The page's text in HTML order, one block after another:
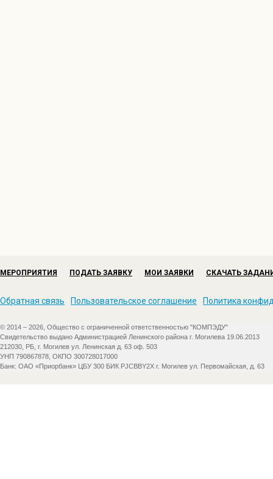
МЕРОПРИЯТИЯ ПОДАТЬ ЗАЯВКУ МОИ ЗАЯВКИ СКАЧАТЬ
Обратная связь Пользовательское соглашение Политика
© 2014 – 2026, Общество с ограниченной ответственностью "КОМПЭДУ"
Свидетельство выдано Администрацией Ленинского района г. Могилева 19.06.2013
212030, РБ, г. Могилев ул. Ленинская д. 63 оф. 503
УНП 790867878, ОКПО 300728017000
Банк: ОАО «Приорбанк» ЦБУ 300 БИК PJCBBY2X г. Могилев ул. Первомайская, д. 63